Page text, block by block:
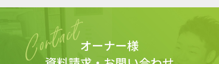
オーナー様